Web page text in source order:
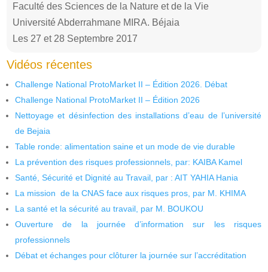
Faculté des Sciences de la Nature et de la Vie
Université Abderrahmane MIRA. Béjaia
Les 27 et 28 Septembre 2017
Vidéos récentes
Challenge National ProtoMarket II – Édition 2026. Débat
Challenge National ProtoMarket II – Édition 2026
Nettoyage et désinfection des installations d’eau de l’université
de Bejaia
Table ronde: alimentation saine et un mode de vie durable
La prévention des risques professionnels, par: KAIBA Kamel
Santé, Sécurité et Dignité au Travail, par : AIT YAHIA Hania
La mission de la CNAS face aux risques pros, par M. KHIMA
La santé et la sécurité au travail, par M. BOUKOU
Ouverture de la journée d’information sur les risques
professionnels
Débat et échanges pour clôturer la journée sur l’accréditation